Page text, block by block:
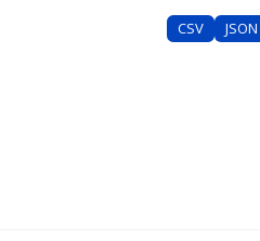
CSV JSON